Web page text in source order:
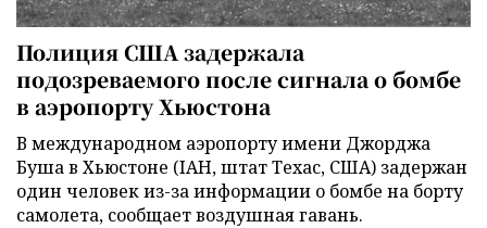
Полиция США задержала
подозреваемого после сигнала о бомбе
в аэропорту Хьюстона
В международном аэропорту имени Джорджа
Буша в Хьюстоне (IAH, штат Техас, США) задержан
один человек из-за информации о бомбе на борту
самолета, сообщает воздушная гавань.